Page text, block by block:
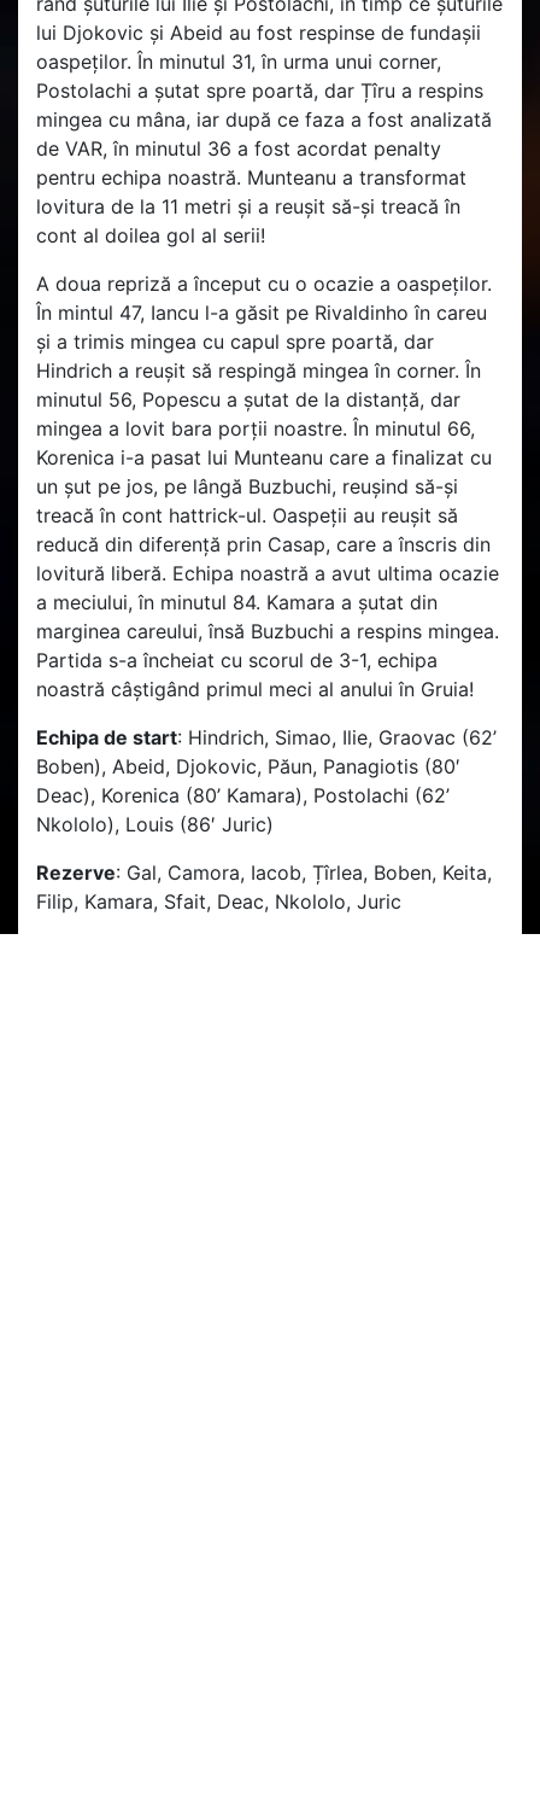
lui Djokovic și Abeid au fost respinse de fundașii
oaspeților. În minutul 31, în urma unui corner,
Postolachi a șutat spre poartă, dar Țîru a respins
mingea cu mâna, iar după ce faza a fost analizată
de VAR, în minutul 36 a fost acordat penalty
pentru echipa noastră. Munteanu a transformat
lovitura de la 11 metri și a reușit să-și treacă în
cont al doilea gol al serii!
A doua repriză a început cu o ocazie a oaspeților.
În mintul 47, Iancu l-a găsit pe Rivaldinho în careu
și a trimis mingea cu capul spre poartă, dar
Hindrich a reușit să respingă mingea în corner. În
minutul 56, Popescu a șutat de la distanță, dar
mingea a lovit bara porții noastre. În minutul 66,
Korenica i-a pasat lui Munteanu care a finalizat cu
un șut pe jos, pe lângă Buzbuchi, reușind să-și
treacă în cont hattrick-ul. Oaspeții au reușit să
reducă din diferență prin Casap, care a înscris din
lovitură liberă. Echipa noastră a avut ultima ocazie
a meciului, în minutul 84. Kamara a șutat din
marginea careului, însă Buzbuchi a respins mingea.
Partida s-a încheiat cu scorul de 3-1, echipa
noastră câștigând primul meci al anului în Gruia!
Echipa de start: Hindrich, Simao, Ilie, Graovac (62’
Boben), Abeid, Djokovic, Păun, Panagiotis (80′
Deac), Korenica (80’ Kamara), Postolachi (62’
Nkololo), Louis (86′ Juric)
Rezerve: Gal, Camora, Iacob, Țîrlea, Boben, Keita,
Filip, Kamara, Sfait, Deac, Nkololo, Juric